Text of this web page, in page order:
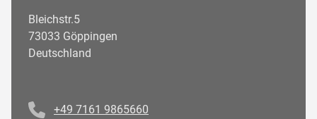
Bleichstr.5
73033 Göppingen
Deutschland
+49 7161 9865660